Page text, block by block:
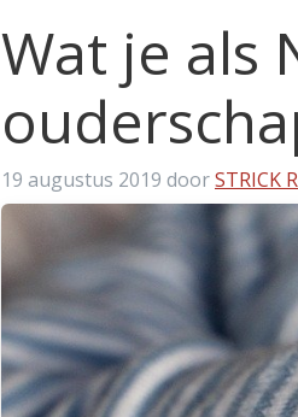
Wat je als
19 augustus 2019 doorSTRICK